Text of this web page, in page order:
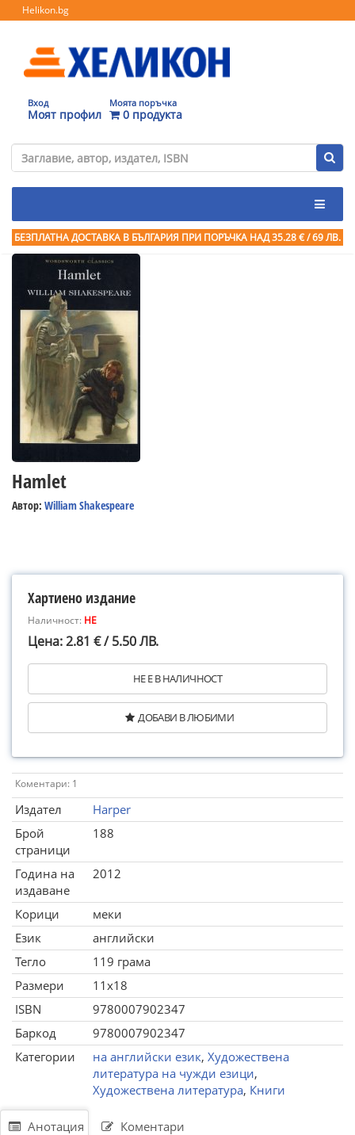
Helikon.bg
Вход
Моят профил
Моята поръчка
0 продукта
БЕЗПЛАТНА ДОСТАВКА В БЪЛГАРИЯ ПРИ ПОРЪЧКА НАД 35.28 € / 69 ЛВ.
Hamlet
Автор: William Shakespeare
Хартиено издание
Наличност: НЕ
Цена: 2.81 € / 5.50 ЛВ.
НЕ Е В НАЛИЧНОСТ
ДОБАВИ В ЛЮБИМИ
Коментари: 1
Издател
Harper
Брой
страници
188
Година на
издаване
2012
Корици
меки
Език
английски
Тегло
119 грама
Размери
11x18
ISBN
9780007902347
Баркод
9780007902347
Категории
на английски език, Художествена
литература на чужди езици,
Художествена литература, Книги
Анотация Коментари